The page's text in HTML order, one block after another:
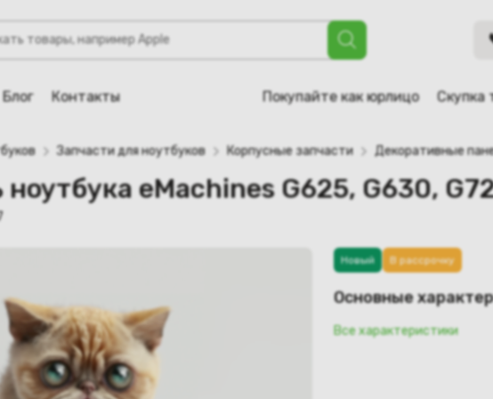
Блог Контакты Покупайте как юрлицо Скупка
eMachines G625, G630, G725 (левая)
Запчасти для ноутбуков Корпусные запчасти Декоративные
eMachines G625, G630,
Новый В рассрочку
Основные
Все характеристики